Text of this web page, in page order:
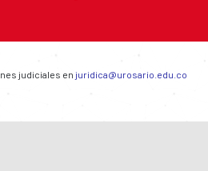
judiciales en juridica@urosario.edu.co